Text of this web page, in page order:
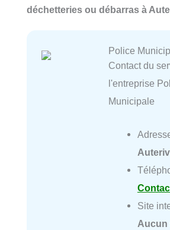
déchetteries ou débarras à
Police
Contact du
l'entreprise
Municipale
Site
Aucun